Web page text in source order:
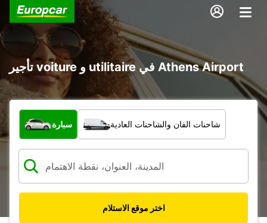
تأجير voiture و utilitaire في Athens Airport
ما نوع المركبة؟
سيارة شاحنات الفان والشاحنات العادية
اختر موقع الاستلام